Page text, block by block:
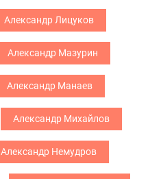
Александр Лицуков
Александр Мазурин
Александр Манаев
Александр Михайлов
Александр Немудров